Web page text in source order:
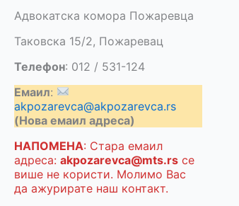
Адвокатска комора Пожаревца
Таковска 15/2, Пожаревац
Телефон: 012 / 531-124
Емаил:
akpozarevca@akpozarevca.rs
(Нова емаил адреса)
НАПОМЕНА: Стара емаил
адреса: akpozarevca@mts.rs се
више не користи. Молимо Вас
да ажурирате наш контакт.